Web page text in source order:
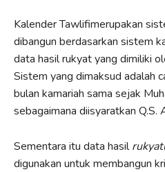
Kalender Tawlifimerupakan
dibangun berdasarkan sistem
data hasil rukyat yang dimiliki
Sistem yang dimaksud adalah
bulan kamariah sama sejak
sebagaimana diisyaratkan Q.S.
Sementara itu data hasil
digunakan untuk membangun